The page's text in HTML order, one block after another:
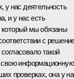
у нас деятельность
и у нас есть
который мы обязаны
с
такой
свою информационную
проверках, она у